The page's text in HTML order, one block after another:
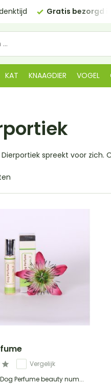
Gratis bezorgd in
KAT KNAAGDIER VOGEL
spreekt voor
Vergelijk
Perfume beauty num...